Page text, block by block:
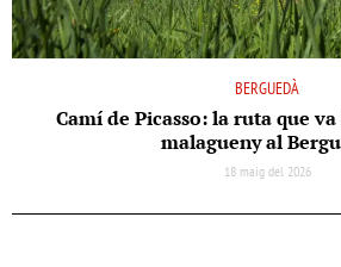
BERGUEDÀ
Camí de Picasso: la ruta que
malagueny al
18 maig del 2026